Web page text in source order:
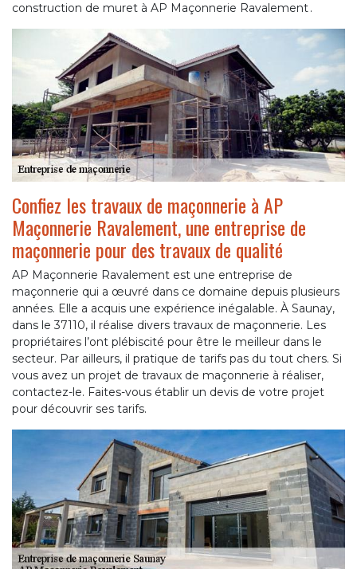
construction de muret à AP Maçonnerie Ravalement .
Confiez les travaux de maçonnerie à AP
Maçonnerie Ravalement, une entreprise de
maçonnerie pour des travaux de qualité
AP Maçonnerie Ravalement est une entreprise de
maçonnerie qui a œuvré dans ce domaine depuis plusieurs
années. Elle a acquis une expérience inégalable. À Saunay,
dans le 37110, il réalise divers travaux de maçonnerie. Les
propriétaires l’ont plébiscité pour être le meilleur dans le
secteur. Par ailleurs, il pratique de tarifs pas du tout chers. Si
vous avez un projet de travaux de maçonnerie à réaliser,
contactez-le. Faites-vous établir un devis de votre projet
pour découvrir ses tarifs.